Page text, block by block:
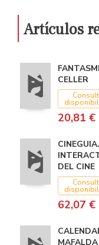
Artículos
CELLER
20,81 €
DEL CINE
62,07 €